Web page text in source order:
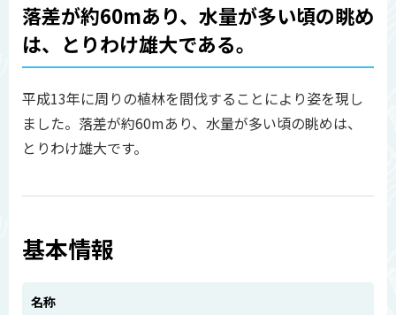
落差が約60mあり、水量が多い頃の眺め
は、とりわけ雄大である。
平成13年に周りの植林を間伐することにより姿を現し
ました。落差が約60mあり、水量が多い頃の眺めは、
とりわけ雄大です。
基本情報
名称